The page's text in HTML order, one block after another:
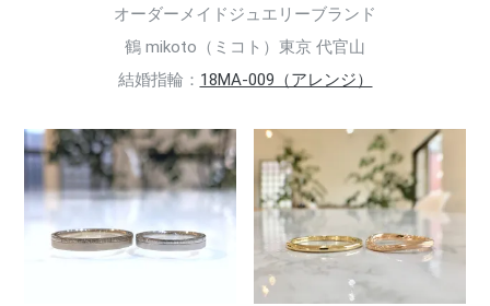
オーダーメイドジュエリーブランド
鶴 mikoto（ミコト）東京 代官山
結婚指輪： 18MA-009（アレンジ）